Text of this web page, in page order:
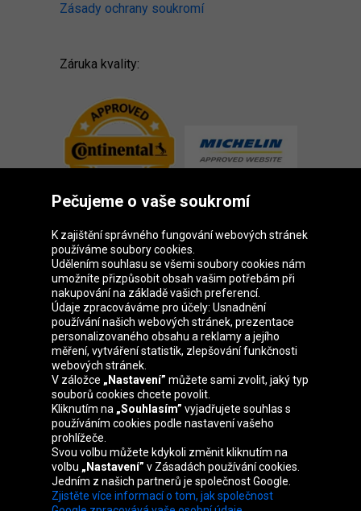
Zásady ochrany soukromí
Záruka kvality:
Skupina Oponeo
Belgique Deutschland Éire España
France Italia Magyarország Nederland
Österreich Polska
Slovenská
republika
United
Kingdom
Pečujeme o vaše soukromí
K zajištění správného fungování webových stránek
používáme soubory cookies.
Udělením souhlasu se všemi soubory cookies nám
umožníte přizpůsobit obsah vašim potřebám při
nakupování na základě vašich preferencí.
Údaje zpracováváme pro účely: Usnadnění
používání našich webových stránek, prezentace
personalizovaného obsahu a reklamy a jejího
měření, vytváření statistik, zlepšování funkčnosti
webových stránek.
V záložce „Nastavení” můžete sami zvolit, jaký typ
souborů cookies chcete povolit.
Kliknutím na „Souhlasím” vyjadřujete souhlas s
používáním cookies podle nastavení vašeho
prohlížeče.
Svou volbu můžete kdykoli změnit kliknutím na
volbu „Nastavení” v Zásadách používání cookies.
Jedním z našich partnerů je společnost Google.
Zjistěte více informací o tom, jak společnost